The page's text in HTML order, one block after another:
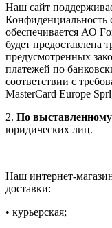
Наш сайт
обеспечивается АО
будет предоставлена
предусмотренных
платежей по
соответствии с
MasterCard Europe
2. По
юридических лиц.
Наш интернет-
доставки:
• курьерская;